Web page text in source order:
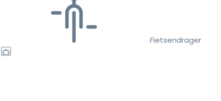
Fietsendrager